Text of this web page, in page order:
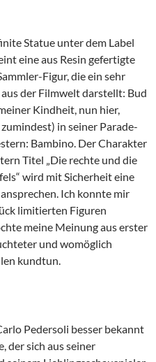
Statue unter dem Label
eine aus Resin gefertigte
Figur, die ein sehr
der Filmwelt darstellt: Bud
Kindheit, nun hier,
in seiner Parade-
Bambino. Der Charakter
Titel „Die rechte und die
wird mit Sicherheit eine
Ich konnte mir
limitierten Figuren
meine Meinung aus erster
und womöglich
kundtun.
Pedersoli besser bekannt
der sich aus seiner